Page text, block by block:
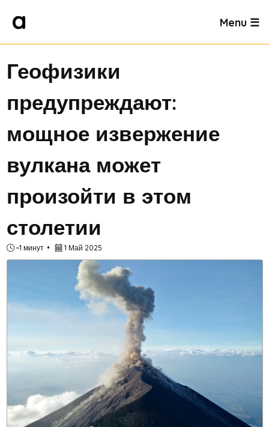
Menu ☰
Геофизики
предупреждают:
мощное извержение
вулкана может
произойти в этом
столетии
~1 минут 1 Май 2025